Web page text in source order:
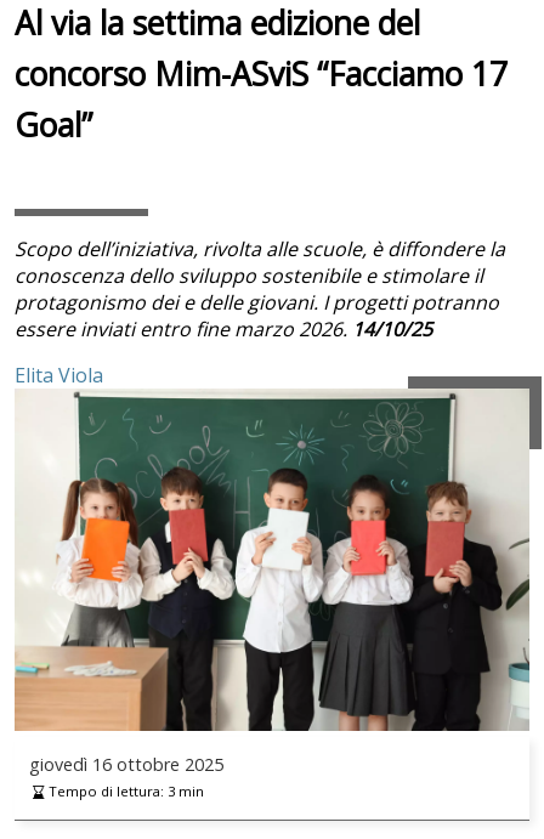
Al via la settima edizione del
concorso Mim-ASviS “Facciamo 17
Goal”
Scopo dell’iniziativa, rivolta alle scuole, è diffondere la
conoscenza dello sviluppo sostenibile e stimolare il
protagonismo dei e delle giovani. I progetti potranno
essere inviati entro fine marzo 2026. 14/10/25
Elita Viola
giovedì 16 ottobre 2025
Tempo di lettura: 3min